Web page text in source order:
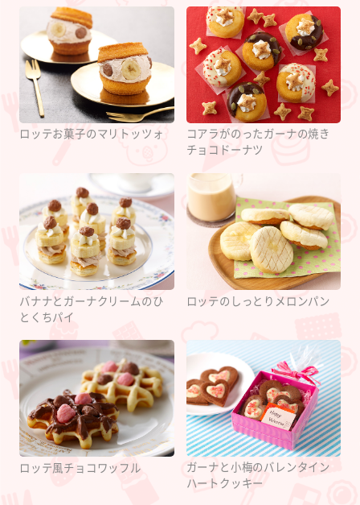
ロッテお菓子のマリトッツォ
コアラがのったガーナの焼き
チョコドーナツ
バナナとガーナクリームのひ
とくちパイ
ロッテのしっとりメロンパン
ロッテ風チョコワッフル
ガーナと小梅のバレンタイン
ハートクッキー